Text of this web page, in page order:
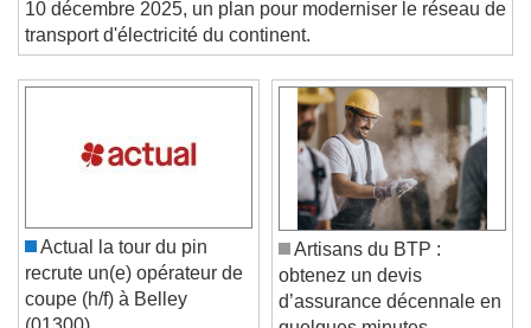
10 décembre 2025, un plan pour moderniser le réseau de
transport d'électricité du continent.
Actual la tour du pin
recrute un(e) opérateur de
coupe (h/f) à Belley
Artisans du BTP :
obtenez un devis
d’assurance décennale en